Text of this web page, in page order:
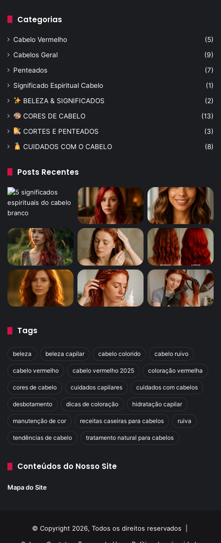
Categorias
Cabelo Vermelho
(5)
Cabelos Geral
(9)
Penteados
(7)
Significado Espiritual Cabelo
(1)
BELEZA & SIGNIFICADOS
(2)
CORES DE CABELO
(13)
CORTES E PENTEADOS
(3)
CUIDADOS COM O CABELO
(8)
Posts Recentes
Tags
beleza beleza capilar cabelo colorido cabelo ruivo
cabelo vermelho cabelo vermelho 2025 coloração vermelha
cores de cabelo cuidados capilares cuidados com cabelos
desbotamento dicas de coloração hidratação capilar
manutenção de cor receitas caseiras para cabelos ruiva
tendências de cabelo tratamento natural para cabelos
Conteúdos do Nosso Site
Mapa do Site
© Copyright 2026, Todos os direitos reservados |